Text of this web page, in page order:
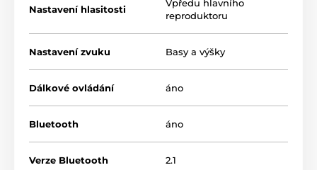
Nastavení hlasitosti
Vpředu hlavního
reproduktoru
Nastavení zvuku Basy a výšky
Dálkové ovládání áno
Bluetooth áno
Verze Bluetooth 2.1